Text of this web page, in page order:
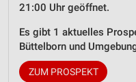
21:00 Uhr geöffnet.
Es gibt 1 aktuelles
Büttelborn und
ZUM PROSPEKT